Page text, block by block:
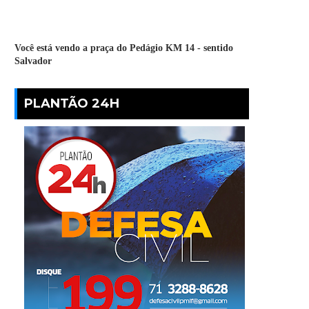
Você está vendo a praça do Pedágio KM 14 - sentido
Salvador
PLANTÃO 24H